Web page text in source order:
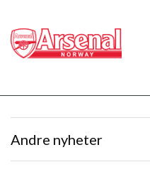
Andre nyheter